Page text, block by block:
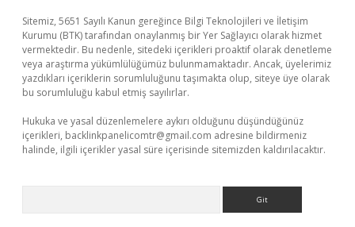
Sitemiz, 5651 Sayılı Kanun gereğince Bilgi Teknolojileri ve İletişim
Kurumu (BTK) tarafından onaylanmış bir Yer Sağlayıcı olarak hizmet
vermektedir. Bu nedenle, sitedeki içerikleri proaktif olarak denetleme
veya araştırma yükümlülüğümüz bulunmamaktadır. Ancak, üyelerimiz
yazdıkları içeriklerin sorumluluğunu taşımakta olup, siteye üye olarak
bu sorumluluğu kabul etmiş sayılırlar.
Hukuka ve yasal düzenlemelere aykırı olduğunu düşündüğünüz
içerikleri, backlinkpanelicomtr@gmail.com adresine bildirmeniz
halinde, ilgili içerikler yasal süre içerisinde sitemizden kaldırılacaktır.